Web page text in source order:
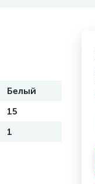
Белый
15
1